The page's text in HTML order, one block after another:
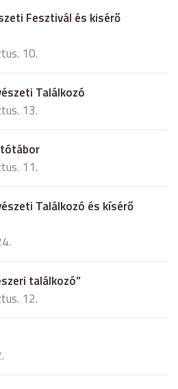
Fesztivál és kisérő
10.
Találkozó
13.
11.
Találkozó és kísérő
találkozó”
12.